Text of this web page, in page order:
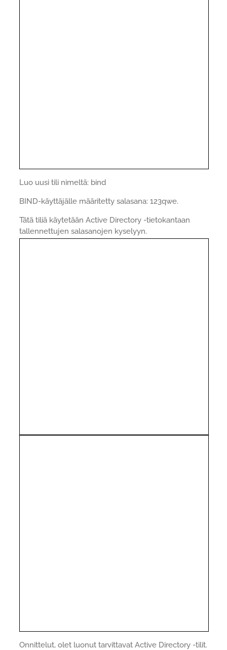
Luo uusi tili nimeltä: bind
BIND-käyttäjälle määritetty salasana: 123qwe.
Tätä tiliä käytetään Active Directory -tietokantaan
tallennettujen salasanojen kyselyyn.
Onnittelut, olet luonut tarvittavat Active Directory -tilit.